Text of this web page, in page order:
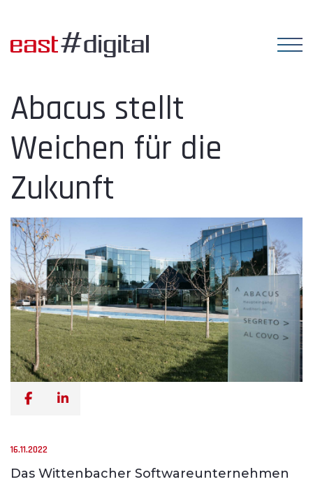
Abacus stellt
Weichen für die
Zukunft
16.11.2022
Das Wittenbacher Softwareunternehmen